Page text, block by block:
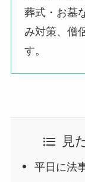
葬式・お墓
み対策、僧
す。
見
平日に法